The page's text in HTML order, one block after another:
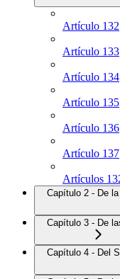
Artículo 132
Artículo 133
Artículo 134
Artículo 135
Artículo 136
Artículo 137
Artículos
Capítulo 2 - De
Capítulo 3 - De
Capítulo 4 - Del